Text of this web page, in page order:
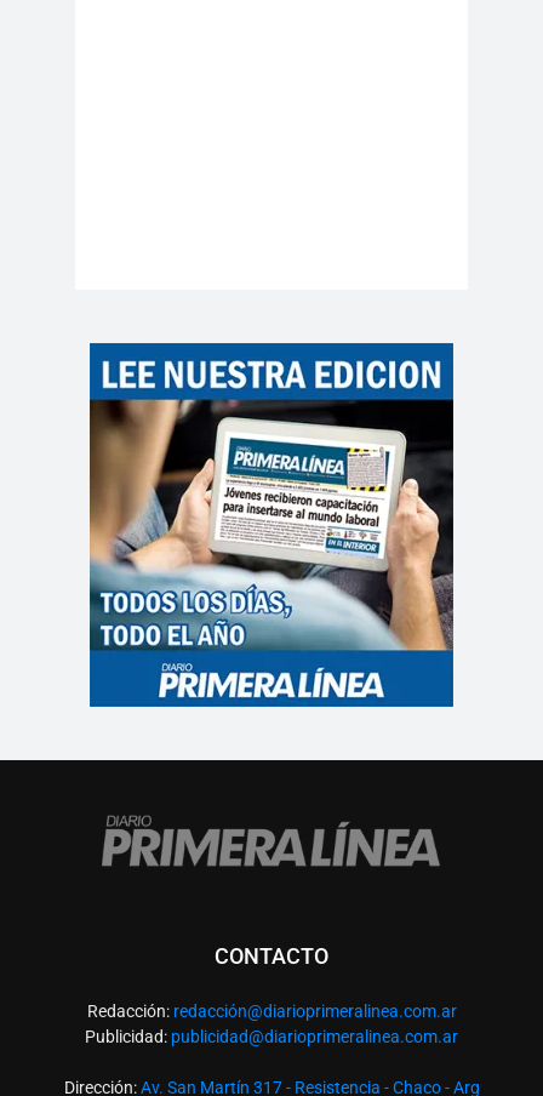
CONTACTO
Redacción: redacción@diarioprimeralinea.com.ar
Publicidad: publicidad@diarioprimeralinea.com.ar
Dirección:Av. San Martín 317 - Resistencia - Chaco - Arg